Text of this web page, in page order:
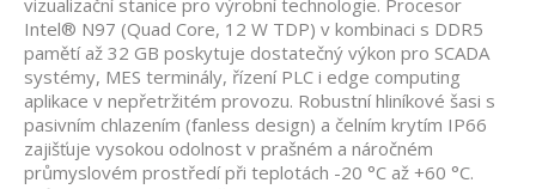
Intel® N97 (Quad Core, 12 W TDP) v kombinaci s DDR5
pamětí až 32 GB poskytuje dostatečný výkon pro SCADA
systémy, MES terminály, řízení PLC i edge computing
aplikace v nepřetržitém provozu. Robustní hliníkové šasi s
pasivním chlazením (fanless design) a čelním krytím IP66
zajišťuje vysokou odolnost v prašném a náročném
průmyslovém prostředí při teplotách -20 °C až +60 °C.